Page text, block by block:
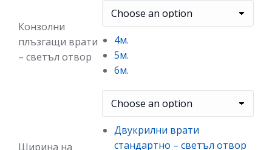
Конзолни
плъзгащи врати
– светъл отвор
4м.
5м.
6м.
Ширина на
Двукрилни врати
стандартно – светъл отвор